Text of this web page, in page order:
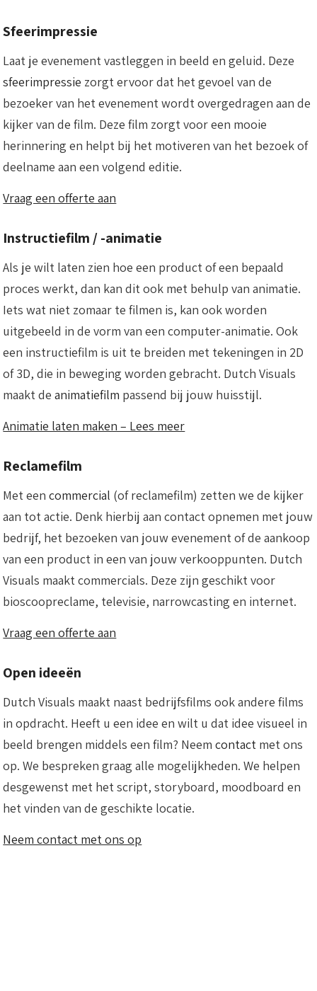
Sfeerimpressie
Laat je evenement vastleggen in beeld en geluid. Deze
sfeerimpressie zorgt ervoor dat het gevoel van de
bezoeker van het evenement wordt overgedragen aan de
kijker van de film. Deze film zorgt voor een mooie
herinnering en helpt bij het motiveren van het bezoek of
deelname aan een volgend editie.
Vraag een offerte aan
Instructiefilm / -animatie
Als je wilt laten zien hoe een product of een bepaald
proces werkt, dan kan dit ook met behulp van animatie.
Iets wat niet zomaar te filmen is, kan ook worden
uitgebeeld in de vorm van een computer-animatie. Ook
een instructiefilm is uit te breiden met tekeningen in 2D
of 3D, die in beweging worden gebracht. Dutch Visuals
maakt deanimatiefilm passend bij jouw huisstijl.
Animatie laten maken – Lees meer
Reclamefilm
Met eencommercial (of reclamefilm) zetten we de kijker
aan tot actie. Denk hierbij aan contact opnemen met jouw
bedrijf, het bezoeken van jouw evenement of de aankoop
van een product in een van jouw verkooppunten. Dutch
Visuals maakt commercials. Deze zijn geschikt voor
bioscoopreclame, televisie, narrowcasting en internet.
Vraag een offerte aan
Open ideeën
Dutch Visuals maakt naast bedrijfsfilms ook andere films
in opdracht. Heeft u een idee en wilt u dat idee visueel in
beeld brengen middels een film? Neemcontact met ons
op. We bespreken graag alle mogelijkheden. We helpen
desgewenst met het script, storyboard, moodboard en
het vinden van de geschikte locatie.
Neem contact met ons op